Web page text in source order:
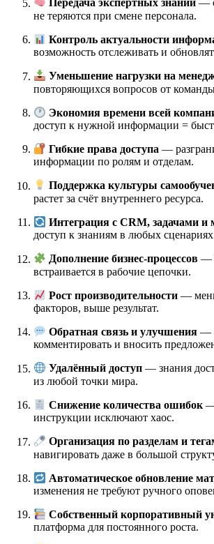
Передача экспертных знаний —
не теряются при смене персонала.
Контроль актуальности
возможность отслеживать и
Уменьшение нагрузки на
повторяющихся вопросов от
Экономия времени всей
доступ к нужной информации =
Гибкие права доступа —
информации по ролям и отделам.
Поддержка культуры
растет за счёт внутреннего ресурса.
Интеграция с CRM, задачами и
доступ к знаниям в любых
Дополнение бизнес-процессов —
встраивается в рабочие цепочки.
Рост производительности —
факторов, выше результат.
Обратная связь и улучшения —
комментировать и вносить
Удалённый доступ — знания
из любой точки мира.
Снижение количества ошибок —
инструкции исключают хаос.
Организация по разделам и
навигировать даже в большой
Автоматическое обновление
изменения не требуют ручного
Собственный корпоративный
платформа для постоянного роста.